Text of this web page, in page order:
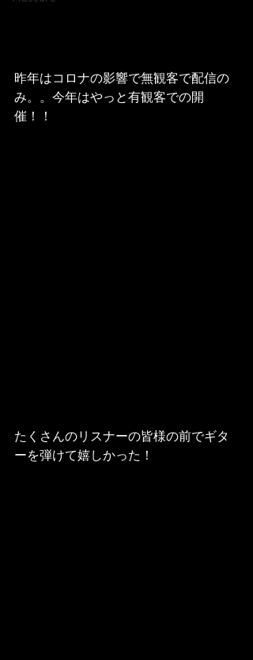
昨年はコロナの影響で無観客で配信の
み。。今年はやっと有観客での開
催！！
たくさんのリスナーの皆様の前でギタ
ーを弾けて嬉しかった！